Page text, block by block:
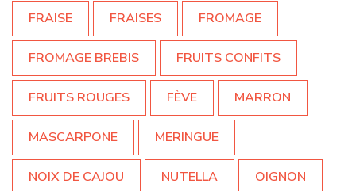
FRAISE FRAISES FROMAGE
FROMAGE BREBIS FRUITS CONFITS
FRUITS ROUGES FÈVE MARRON
MASCARPONE MERINGUE
NOIX DE CAJOU NUTELLA OIGNON